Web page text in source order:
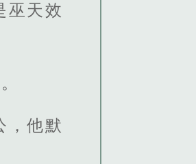
巫天效
，他默